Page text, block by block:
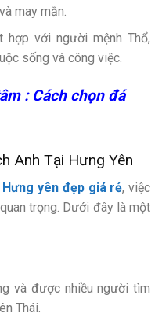
may mắn.
hợp với người mệnh Thổ,
sống và công việc.
: Cách chọn đá
Anh Tại Hưng Yên
yên đẹp giá rẻ, việc
trọng. Dưới đây là một
và được nhiều người tìm
Thái.